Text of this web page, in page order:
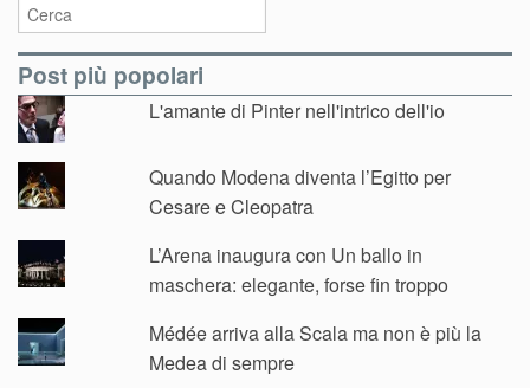
Post più popolari
L'amante di Pinter nell'intrico dell'io
Quando Modena diventa l’Egitto per
Cesare e Cleopatra
L’Arena inaugura con Un ballo in
maschera: elegante, forse fin troppo
Médée arriva alla Scala ma non è più la
Medea di sempre